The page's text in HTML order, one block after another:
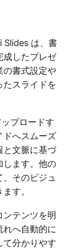
Slides は、書
成したプレゼ
の書式設定や
スライドを
プロードす
ドへスムーズ
と文脈に基づ
します。他の
そのビジュ
す。
ンテンツを明
れへ自動的に
て分かりやす